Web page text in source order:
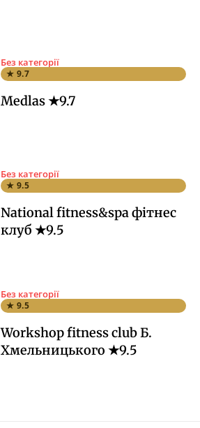
Без категорії
★ 9.7
Medlas ★9.7
Без категорії
★ 9.5
National fitness&spa фітнес
клуб ★9.5
Без категорії
★ 9.5
Workshop fitness club Б.
Хмельницького ★9.5